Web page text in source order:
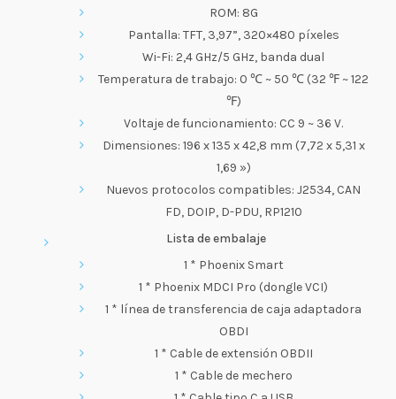
ROM: 8G
Pantalla: TFT, 3,97”, 320×480 píxeles
Wi-Fi: 2,4 GHz/5 GHz, banda dual
Temperatura de trabajo: 0 ℃ ~ 50 ℃ (32 ℉ ~ 122
℉)
Voltaje de funcionamiento: CC 9 ~ 36 V.
Dimensiones: 196 x 135 x 42,8 mm (7,72 x 5,31 x
1,69 »)
Nuevos protocolos compatibles: J2534, CAN
FD, DOIP, D-PDU, RP1210
Lista de embalaje
1 * Phoenix Smart
1 * Phoenix MDCI Pro (dongle VCI)
1 * línea de transferencia de caja adaptadora
OBDI
1 * Cable de extensión OBDII
1 * Cable de mechero